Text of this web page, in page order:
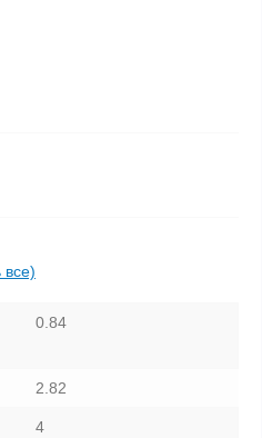
все)
0.84
2.82
4